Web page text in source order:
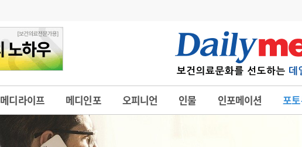
메디라이프 메디인포 오피니언 인물 인포메이션 포
금주의 검색어
1
의사인력 수급 추계
2
성분명 처방
6
관리급
인사 사고
칼럼 수첩
초대석 피플